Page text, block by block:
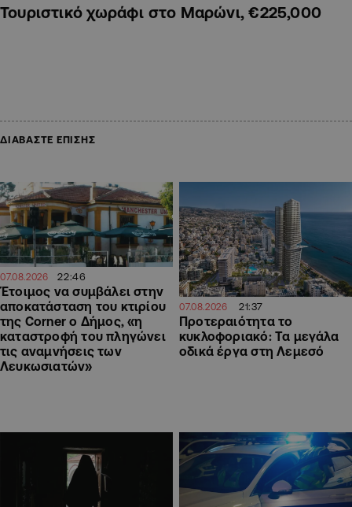
Τουριστικό χωράφι στο Μαρώνι, €225,000
ΔΙΑΒΑΣΤΕ ΕΠΙΣΗΣ
07.08.2026 22:46
Έτοιμος να συμβάλει στην
αποκατάσταση του κτιρίου
της Corner ο Δήμος, «η
καταστροφή του πληγώνει
τις αναμνήσεις των
Λευκωσιατών»
07.08.2026 21:37
Προτεραιότητα το
κυκλοφοριακό: Τα μεγάλα
οδικά έργα στη Λεμεσό